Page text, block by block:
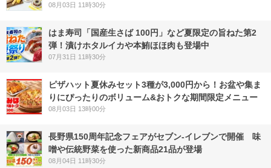
08月03日 11時30分
はま寿司「国産生さば 100円」など夏限定の旨ねた第2
弾！漬けホタルイカや本鮪ほほ肉も登場中
07月31日 11時30分
ピザハット夏休みセット3種が3,000円から！お盆や集ま
りにぴったりのボリューム&おトクな期間限定メニュー
08月03日 13時00分
長野県150周年記念フェアがセブン-イレブンで開催 味
噌や伝統野菜を使った新商品21品が登場
08月04日 11時30分